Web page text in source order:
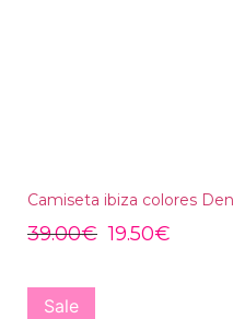
Camiseta ibiza colores
39.00€ 19.50€
Sale